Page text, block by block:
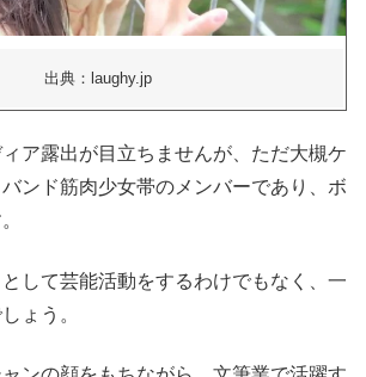
出典：laughy.jp
ア露出が目立ちませんが、ただ大槻ケ
ンド筋肉少女帯のメンバーであり、ボ
して芸能活動をするわけでもなく、一
ょう。